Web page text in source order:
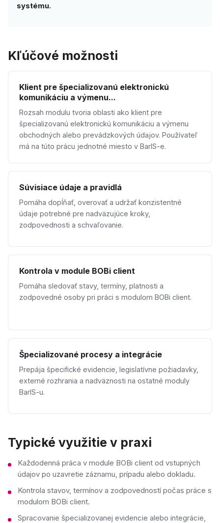
systému.
Kľúčové možnosti
Klient pre špecializovanú elektronickú
komunikáciu a výmenu...
Rozsah modulu tvoria oblasti ako klient pre
špecializovanú elektronickú komunikáciu a výmenu
obchodných alebo prevádzkových údajov. Používateľ
má na túto prácu jednotné miesto v BarIS-e.
Súvisiace údaje a pravidlá
Pomáha dopĺňať, overovať a udržať konzistentné
údaje potrebné pre nadväzujúce kroky,
zodpovednosti a schvaľovanie.
Kontrola v module BOBi client
Pomáha sledovať stavy, termíny, platnosti a
zodpovedné osoby pri práci s modulom BOBi client.
Špecializované procesy a integrácie
Prepája špecifické evidencie, legislatívne požiadavky,
externé rozhrania a nadväznosti na ostatné moduly
BarIS-u.
Typické využitie v praxi
Každodenná práca v module BOBi client od vstupných
údajov po uzavretie záznamu, prípadu alebo dokladu.
Kontrola stavov, termínov a zodpovedností počas práce s
modulom BOBi client.
Spracovanie špecializovanej evidencie alebo integrácie,